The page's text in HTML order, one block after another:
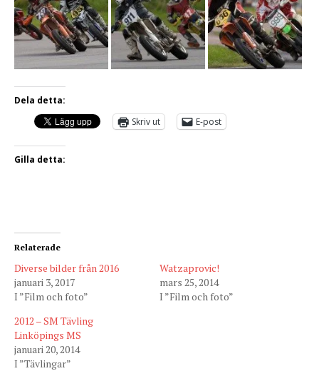
Dela detta:
Skriv ut
E-post
Gilla detta:
Relaterade
Diverse bilder från 2016
januari 3, 2017
I ”Film och foto”
Watzaprovic!
mars 25, 2014
I ”Film och foto”
2012 – SM Tävling
Linköpings MS
januari 20, 2014
I ”Tävlingar”